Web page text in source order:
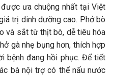
ưa chuộng nhất tại Việt
trị dinh dưỡng cao. Phở bò
và sắt từ thịt bò, dễ tiêu hóa
gà nhẹ bụng hơn, thích hợp
bệnh đang hồi phục. Để tiết
bà nội trợ có thể nấu nước